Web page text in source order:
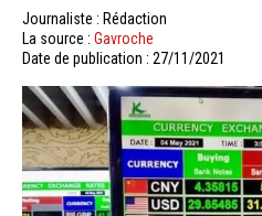
Journaliste : Rédaction
La source : Gavroche
Date de publication : 27/11/2021